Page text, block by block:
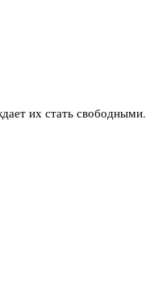
их стать свободными.